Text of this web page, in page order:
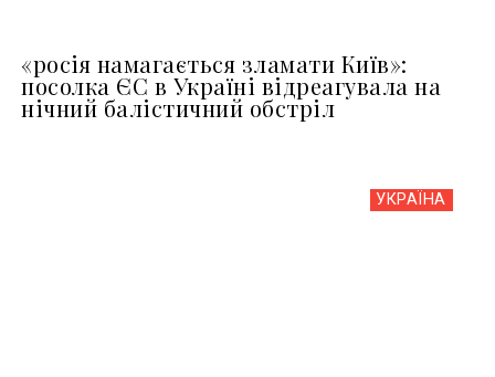
«росія намагається зламати Київ»:
посолка ЄС в Україні відреагувала на
нічний балістичний обстріл
УКРАЇНА